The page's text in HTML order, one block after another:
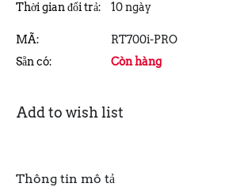
Thời gian đổi trả: 10 ngày
MÃ:
RT700i-PRO
Sẵn có:
Còn hàng
Add to wish list
Thông tin mô tả